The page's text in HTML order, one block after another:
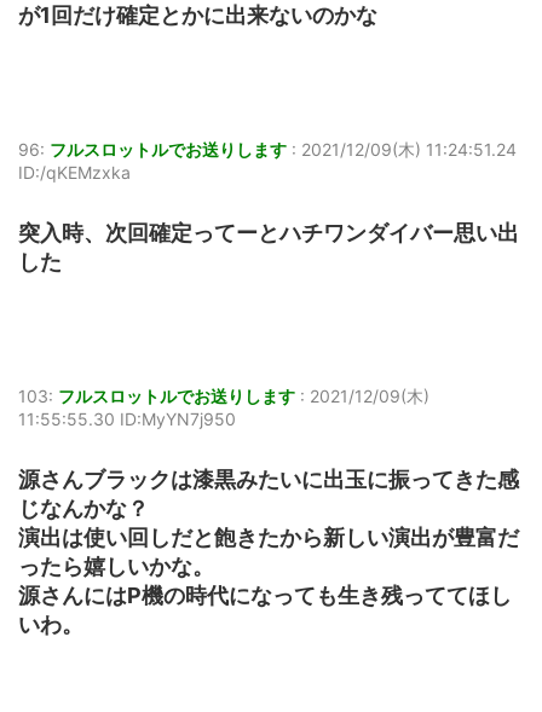
が1回だけ確定とかに出来ないのかな
96: フルスロットルでお送りします : 2021/12/09(木) 11:24:51.24
ID:/qKEMzxka
突入時、次回確定ってーとハチワンダイバー思い出
した
103: フルスロットルでお送りします : 2021/12/09(木)
11:55:55.30 ID:MyYN7j950
源さんブラックは漆黒みたいに出玉に振ってきた感
じなんかな？
演出は使い回しだと飽きたから新しい演出が豊富だ
ったら嬉しいかな。
源さんにはP機の時代になっても生き残っててほし
いわ。